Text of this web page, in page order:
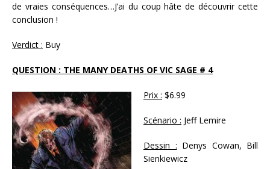
de vraies conséquences…J’ai du coup hâte de découvrir cette
conclusion !
Verdict : Buy
QUESTION : THE MANY DEATHS OF VIC SAGE # 4
Prix : $6.99
Scénario : Jeff Lemire
Dessin : Denys Cowan, Bill
Sienkiewicz